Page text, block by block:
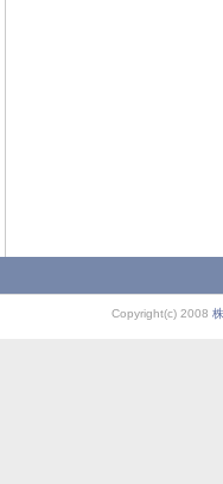
Copyright(c) 2008